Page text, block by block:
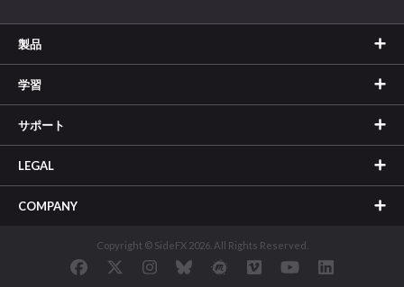
製品
学習
サポート
LEGAL
COMPANY
Copyright © SideFX 2026. All Rights Reserved.